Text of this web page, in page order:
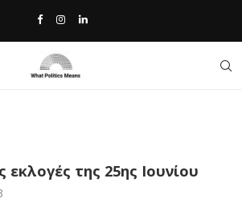
εκλογές της 25ης Ιουνίου